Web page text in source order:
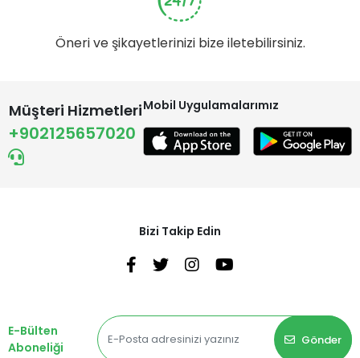
Öneri ve şikayetlerinizi bize iletebilirsiniz.
Müşteri Hizmetleri
+902125657020
Mobil Uygulamalarımız
Bizi Takip Edin
E-Bülten
Aboneliği
Gönder